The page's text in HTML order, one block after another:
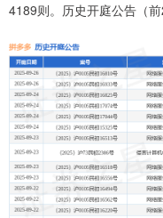
4189则。历史开庭公告（前